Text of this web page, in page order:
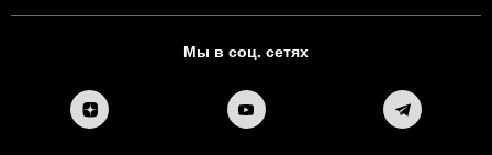
Мы в соц. сетях